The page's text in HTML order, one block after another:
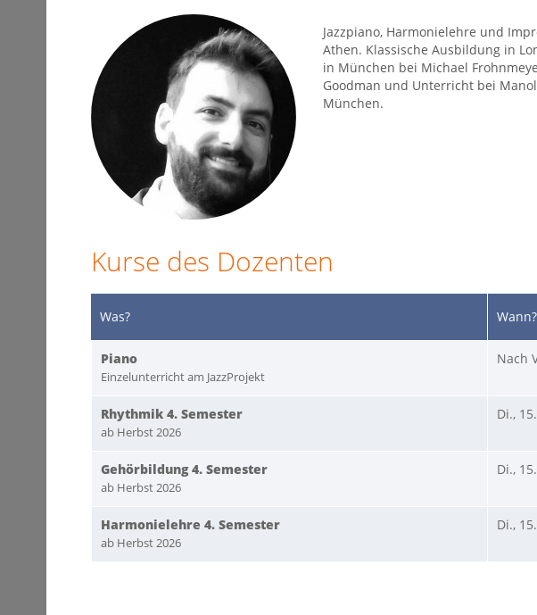
Jazzpiano, Harmonielehre und
Athen. Klassische Ausbildung in
in München bei Michael
Goodman und Unterricht bei
München.
Kurse des Dozenten
Was? Wann?
Piano
Einzelunterricht am JazzProjekt
Nach
Rhythmik 4. Semester
ab Herbst 2026
Di.,
Gehörbildung 4. Semester
ab Herbst 2026
Di.,
Harmonielehre 4. Semester
ab Herbst 2026
Di.,